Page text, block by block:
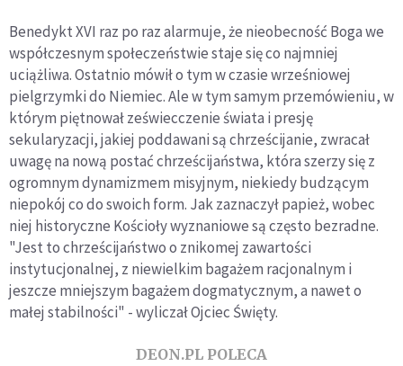
Benedykt XVI raz po raz alarmuje, że nieobecność Boga we
współczesnym społeczeństwie staje się co najmniej
uciążliwa. Ostatnio mówił o tym w czasie wrześniowej
pielgrzymki do Niemiec. Ale w tym samym przemówieniu, w
którym piętnował zeświecczenie świata i presję
sekularyzacji, jakiej poddawani są chrześcijanie, zwracał
uwagę na nową postać chrześcijaństwa, która szerzy się z
ogromnym dynamizmem misyjnym, niekiedy budzącym
niepokój co do swoich form. Jak zaznaczył papież, wobec
niej historyczne Kościoły wyznaniowe są często bezradne.
"Jest to chrześcijaństwo o znikomej zawartości
instytucjonalnej, z niewielkim bagażem racjonalnym i
jeszcze mniejszym bagażem dogmatycznym, a nawet o
małej stabilności" - wyliczał Ojciec Święty.
DEON.PL POLECA